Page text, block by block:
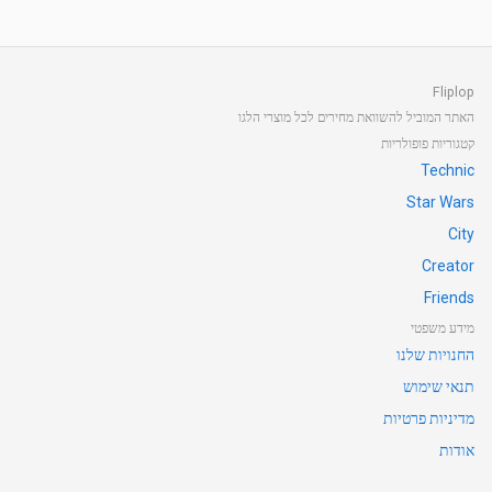
Fliplop
האתר המוביל להשוואת מחירים לכל מוצרי הלגו
קטגוריות פופולריות
Technic
Star Wars
City
Creator
Friends
מידע משפטי
החנויות שלנו
תנאי שימוש
מדיניות פרטיות
אודות